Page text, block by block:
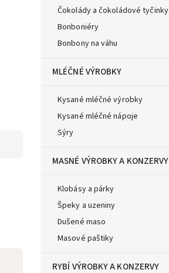
Čokolády a čokoládové tyčinky
Bonboniéry
Bonbony na váhu
MLÉČNÉ VÝROBKY
Kysané mléčné výrobky
Kysané mléčné nápoje
Sýry
MASNÉ VÝROBKY A KONZERVY
Klobásy a párky
Špeky a uzeniny
Dušené maso
Masové paštiky
RYBÍ VÝROBKY A KONZERVY